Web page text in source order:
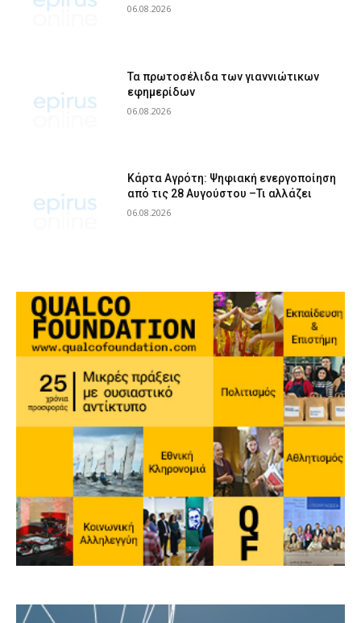
06.08.2026
Τα πρωτοσέλιδα των γιαννιώτικων
εφημερίδων
06.08.2026
Κάρτα Αγρότη: Ψηφιακή ενεργοποίηση
από τις 28 Αυγούστου –Τι αλλάζει
06.08.2026